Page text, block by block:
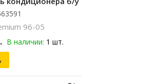
96-05
В наличии: 1 шт.